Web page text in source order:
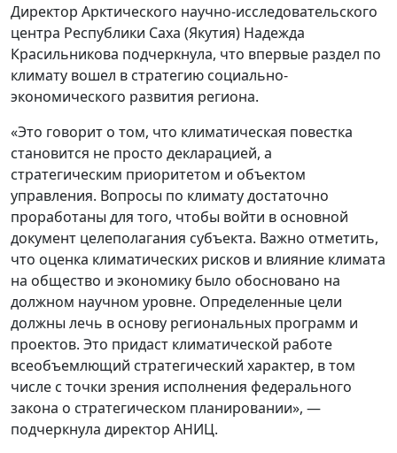
Директор Арктического научно-исследовательского
центра Республики Саха (Якутия) Надежда
Красильникова подчеркнула, что впервые раздел по
климату вошел в стратегию социально-
экономического развития региона.
«Это говорит о том, что климатическая повестка
становится не просто декларацией, а
стратегическим приоритетом и объектом
управления. Вопросы по климату достаточно
проработаны для того, чтобы войти в основной
документ целеполагания субъекта. Важно отметить,
что оценка климатических рисков и влияние климата
на общество и экономику было обосновано на
должном научном уровне. Определенные цели
должны лечь в основу региональных программ и
проектов. Это придаст климатической работе
всеобъемлющий стратегический характер, в том
числе с точки зрения исполнения федерального
закона о стратегическом планировании», —
подчеркнула директор АНИЦ.